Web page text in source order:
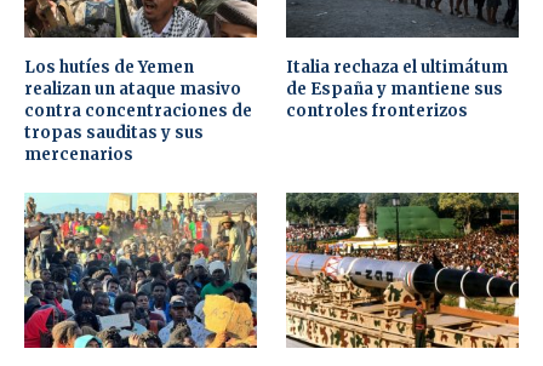
Los hutíes de Yemen
realizan un ataque masivo
contra concentraciones de
tropas sauditas y sus
mercenarios
Italia rechaza el ultimátum
de España y mantiene sus
controles fronterizos